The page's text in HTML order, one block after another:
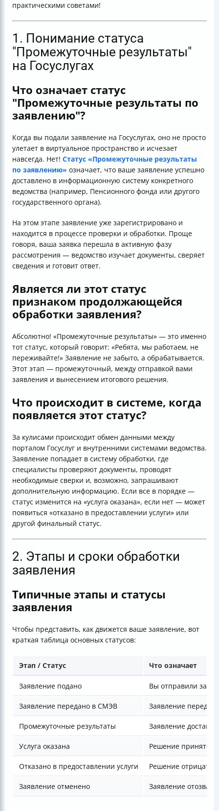
практическими советами!
1. Понимание статуса
"Промежуточные результаты"
на Госуслугах
Что означает статус
"Промежуточные результаты по
заявлению"?
Когда вы подали заявление на Госуслугах, оно не просто
улетает в виртуальное пространство и исчезает
навсегда. Нет! Статус «Промежуточные результаты
по заявлению» означает, что ваше заявление успешно
доставлено в информационную систему конкретного
ведомства (например, Пенсионного фонда или другого
государственного органа).
На этом этапе заявление уже зарегистрировано и
находится в процессе проверки и обработки. Проще
говоря, ваша заявка перешла в активную фазу
рассмотрения — ведомство изучает документы, сверяет
сведения и готовит ответ.
Является ли этот статус
признаком продолжающейся
обработки заявления?
Абсолютно! «Промежуточные результаты» — это именно
тот статус, который говорит: «Ребята, мы работаем, не
переживайте!» Заявление не забыто, а обрабатывается.
Этот этап — промежуточный, между отправкой вами
заявления и вынесением итогового решения.
Что происходит в системе, когда
появляется этот статус?
За кулисами происходит обмен данными между
порталом Госуслуг и внутренними системами ведомства.
Заявление попадает в систему обработки, где
специалисты проверяют документы, проводят
необходимые сверки и, возможно, запрашивают
дополнительную информацию. Если все в порядке —
статус изменится на «услуга оказана», если нет — может
появиться «отказано в предоставлении услуги» или
другой финальный статус.
2. Этапы и сроки обработки
заявления
Типичные этапы и статусы
заявления
Чтобы представить, как движется ваше заявление, вот
краткая таблица основных статусов:
Этап / Статус Что означает
Заявление подано Вы отправили
Заявление передано в СМЭВ Заявление
Промежуточные результаты Заявление
Услуга оказана Решение принято,
Отказано в предоставлении услуги Решение
Заявление отменено Заявление